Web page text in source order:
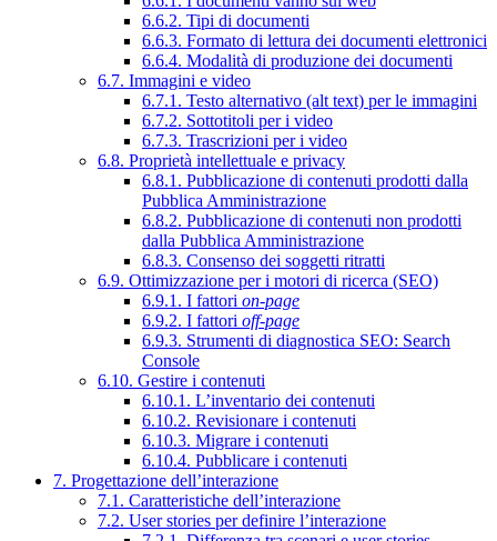
6.6.2. Tipi di documenti
6.6.3. Formato di lettura dei documenti elettronici
6.6.4. Modalità di produzione dei documenti
6.7. Immagini e video
6.7.1. Testo alternativo (alt text) per le immagini
6.7.2. Sottotitoli per i video
6.7.3. Trascrizioni per i video
6.8. Proprietà intellettuale e privacy
6.8.1. Pubblicazione di contenuti prodotti dalla
Pubblica Amministrazione
6.8.2. Pubblicazione di contenuti non prodotti
dalla Pubblica Amministrazione
6.8.3. Consenso dei soggetti ritratti
6.9. Ottimizzazione per i motori di ricerca (SEO)
6.9.1. I fattori on-page
6.9.2. I fattori off-page
6.9.3. Strumenti di diagnostica SEO: Search
Console
6.10. Gestire i contenuti
6.10.1. L’inventario dei contenuti
6.10.2. Revisionare i contenuti
6.10.3. Migrare i contenuti
6.10.4. Pubblicare i contenuti
7. Progettazione dell’interazione
7.1. Caratteristiche dell’interazione
7.2. User stories per definire l’interazione